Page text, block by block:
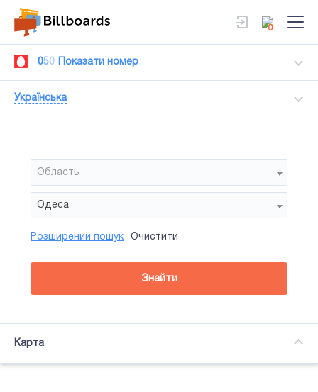
0
050 Показати номер
Українська
Область
Одеса
Район
Сторона
Усi
Підсвітка
Розширений пошук Очистити
Знайти
Карта